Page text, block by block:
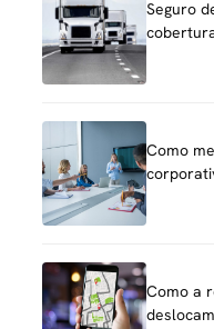
Seguro
Como
Como a